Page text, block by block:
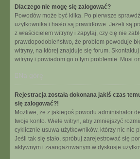
Dlaczego nie mogę się zalogować?
Powodów może być kilka. Po pierwsze
użytkownika i hasło są prawidłowe. Jeżeli są
z właścicielem witryny i zapytaj, czy cię nie
prawdopodobieństwo, że problem powoduje
witryny, na której znajduje się forum. Skontaktuj
witryny i powiadom go o tym problemie. Musi
Na górę
Rejestracja została dokonana jakiś czas
się zalogować?!
Możliwe, że z jakiegoś powodu administrator
twoje konto. Wiele witryn, aby zmniejszyć
cyklicznie usuwa użytkowników, którzy nic nie
Jeśli tak się stało, spróbuj zarejestrować się
aktywnym i zaangażowanym w dyskusje